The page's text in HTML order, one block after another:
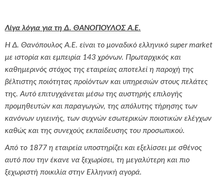
Λίγα λόγια για τη Δ. ΘΑΝΟΠΟΥΛΟΣ Α.Ε.
H Δ. Θανόπουλος Α.Ε. είναι το μοναδικό ελληνικό super market
με ιστορία και εμπειρία 143 χρόνων. Πρωταρχικός και
καθημερινός στόχος της εταιρείας αποτελεί η παροχή της
βέλτιστης ποιότητας προϊόντων και υπηρεσιών στους πελάτες
της. Αυτό επιτυγχάνεται μέσω της αυστηρής επιλογής
προμηθευτών και παραγωγών, της απόλυτης τήρησης των
κανόνων υγιεινής, των συχνών εσωτερικών ποιοτικών ελέγχων
καθώς και της συνεχούς εκπαίδευσης του προσωπικού.
Από το 1877 η εταιρεία υποστηρίζει και εξελίσσει με σθένος
αυτό που την έκανε να ξεχωρίσει, τη μεγαλύτερη και πιο
ξεχωριστή ποικιλία στην Ελληνική αγορά.